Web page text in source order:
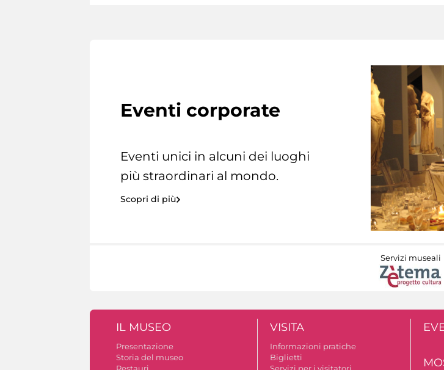
Eventi corporate
Eventi unici in alcuni dei luoghi
più straordinari al mondo.
Scopri di più
Servizi museali
IL MUSEO
Presentazione
Storia del museo
Restauri
VISITA
Informazioni pratiche
Biglietti
Servizi per i visitatori